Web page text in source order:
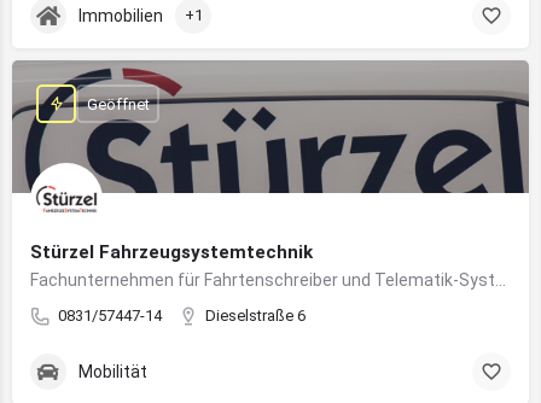
Immobilien +1
Stürzel Fahrzeugsystemtechnik
0831/57447-14 Dieselstraße 6
Geöffnet
Mobilität